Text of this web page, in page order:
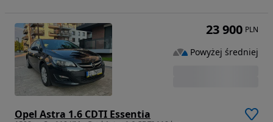
Opel Astra 1.6 CDTI Essentia
23 900 PLN
Powyżej średniej